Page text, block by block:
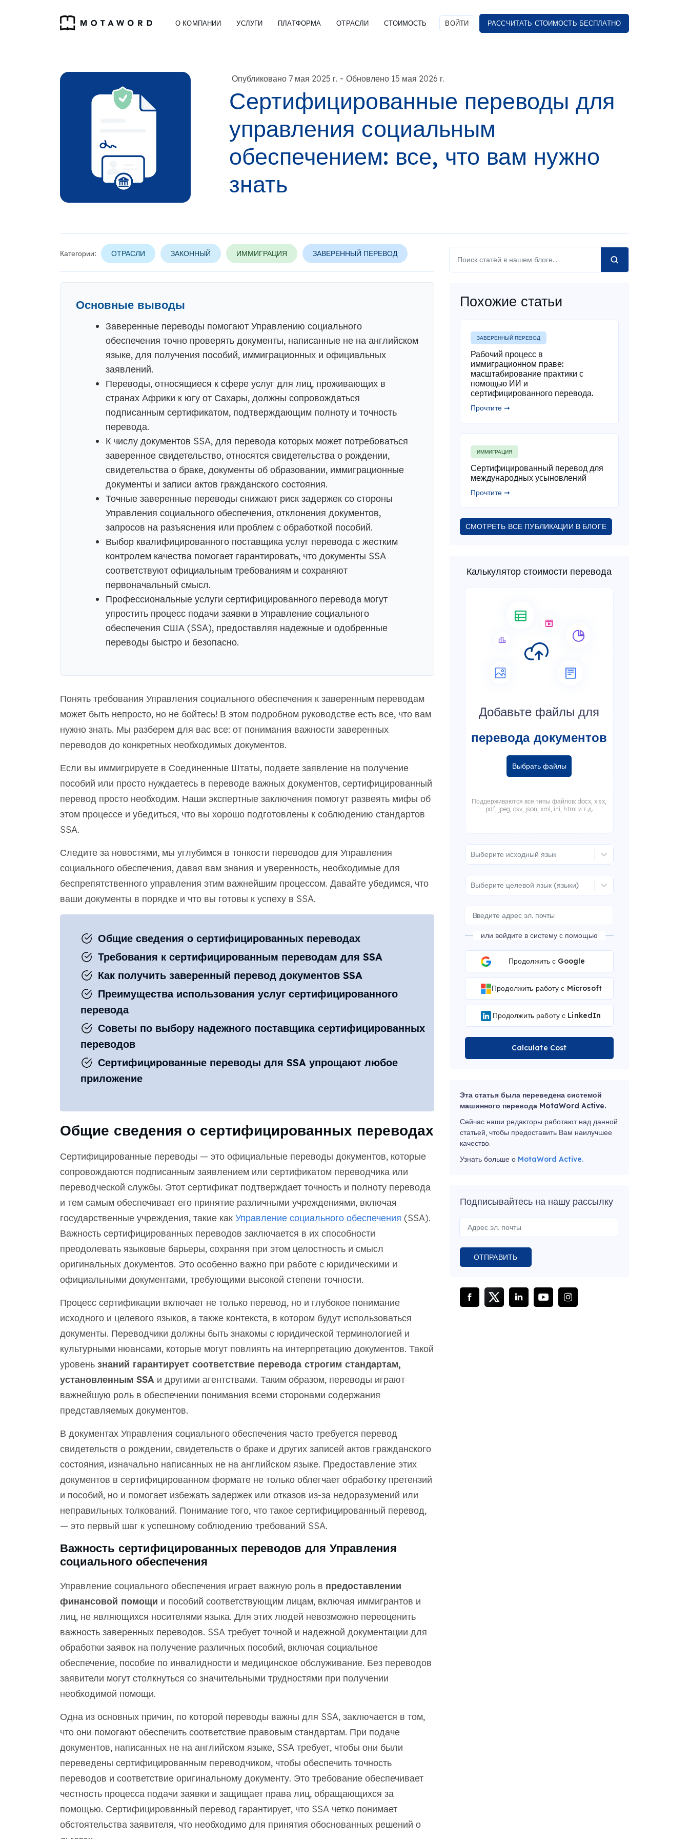
О КОМПАНИИ УСЛУГИ ПЛАТФОРМА ОТРАСЛИ СТОИМОСТЬ ВОЙТИ РАССЧИТАТЬ СТОИМОСТЬ БЕСПЛАТНО
Опубликовано 7 мая 2025 г. - Обновлено 15 мая 2026 г.
Сертифицированные переводы для
управления социальным
обеспечением: все, что вам нужно
знать
Категории: ОТРАСЛИ ЗАКОННЫЙ ИММИГРАЦИЯ ЗАВЕРЕННЫЙ ПЕРЕВОД
Основные выводы
Заверенные переводы помогают Управлению социального
обеспечения точно проверять документы, написанные не на английском
языке, для получения пособий, иммиграционных и официальных
заявлений.
Переводы, относящиеся к сфере услуг для лиц, проживающих в
странах Африки к югу от Сахары, должны сопровождаться
подписанным сертификатом, подтверждающим полноту и точность
перевода.
К числу документов SSA, для перевода которых может потребоваться
заверенное свидетельство, относятся свидетельства о рождении,
свидетельства о браке, документы об образовании, иммиграционные
документы и записи актов гражданского состояния.
Точные заверенные переводы снижают риск задержек со стороны
Управления социального обеспечения, отклонения документов,
запросов на разъяснения или проблем с обработкой пособий.
Выбор квалифицированного поставщика услуг перевода с жестким
контролем качества помогает гарантировать, что документы SSA
соответствуют официальным требованиям и сохраняют
первоначальный смысл.
Профессиональные услуги сертифицированного перевода могут
упростить процесс подачи заявки в Управление социального
обеспечения США (SSA), предоставляя надежные и одобренные
переводы быстро и безопасно.
Понять требования Управления социального обеспечения к заверенным переводам
может быть непросто, но не бойтесь! В этом подробном руководстве есть все, что вам
нужно знать. Мы разберем для вас все: от понимания важности заверенных
переводов до конкретных необходимых документов.
Если вы иммигрируете в Соединенные Штаты, подаете заявление на получение
пособий или просто нуждаетесь в переводе важных документов, сертифицированный
перевод просто необходим. Наши экспертные заключения помогут развеять мифы об
этом процессе и убедиться, что вы хорошо подготовлены к соблюдению стандартов
SSA.
Следите за новостями, мы углубимся в тонкости переводов для Управления
социального обеспечения, давая вам знания и уверенность, необходимые для
беспрепятственного управления этим важнейшим процессом. Давайте убедимся, что
ваши документы в порядке и что вы готовы к успеху в SSA.
Общие сведения о сертифицированных переводах
Требования к сертифицированным переводам для SSA
Как получить заверенный перевод документов SSA
Преимущества использования услуг сертифицированного
перевода
Советы по выбору надежного поставщика сертифицированных
переводов
Сертифицированные переводы для SSA упрощают любое
приложение
Общие сведения о сертифицированных переводах
Сертифицированные переводы — это официальные переводы документов, которые
сопровождаются подписанным заявлением или сертификатом переводчика или
переводческой службы. Этот сертификат подтверждает точность и полноту перевода
и тем самым обеспечивает его принятие различными учреждениями, включая
государственные учреждения, такие как Управление социального обеспечения (SSA).
Важность сертифицированных переводов заключается в их способности
преодолевать языковые барьеры, сохраняя при этом целостность и смысл
оригинальных документов. Это особенно важно при работе с юридическими и
официальными документами, требующими высокой степени точности.
Процесс сертификации включает не только перевод, но и глубокое понимание
исходного и целевого языков, а также контекста, в котором будут использоваться
документы. Переводчики должны быть знакомы с юридической терминологией и
культурными нюансами, которые могут повлиять на интерпретацию документов. Такой
уровень знаний гарантирует соответствие перевода строгим стандартам,
установленным SSAи другими агентствами. Таким образом, переводы играют
важнейшую роль в обеспечении понимания всеми сторонами содержания
представляемых документов.
В документах Управления социального обеспечения часто требуется перевод
свидетельств о рождении, свидетельств о браке и других записей актов гражданского
состояния, изначально написанных не на английском языке. Предоставление этих
документов в сертифицированном формате не только облегчает обработку претензий
и пособий, но и помогает избежать задержек или отказов из-за недоразумений или
неправильных толкований. Понимание того, что такое сертифицированный перевод,
— это первый шаг к успешному соблюдению требований SSA.
Важность сертифицированных переводов для Управления
социального обеспечения
Управление социального обеспечения играет важную роль в предоставлении
финансовой помощи и пособий соответствующим лицам, включая иммигрантов и
лиц, не являющихся носителями языка. Для этих людей невозможно переоценить
важность заверенных переводов. SSA требует точной и надежной документации для
обработки заявок на получение различных пособий, включая социальное
обеспечение, пособие по инвалидности и медицинское обслуживание. Без переводов
заявители могут столкнуться со значительными трудностями при получении
необходимой помощи.
Одна из основных причин, по которой переводы важны для SSA, заключается в том,
что они помогают обеспечить соответствие правовым стандартам. При подаче
документов, написанных не на английском языке, SSA требует, чтобы они были
переведены сертифицированным переводчиком, чтобы обеспечить точность
переводов и соответствие оригинальному документу. Это требование обеспечивает
честность процесса подачи заявки и защищает права лиц, обращающихся за
помощью. Сертифицированный перевод гарантирует, что SSA четко понимает
обстоятельства заявителя, что необходимо для принятия обоснованных решений о
Похожие статьи
ЗАВЕРЕННЫЙ ПЕРЕВОД
Рабочий процесс в
иммиграционном праве:
масштабирование практики с
помощью ИИ и
сертифицированного перевода.
Прочтите ➞
ИММИГРАЦИЯ
Сертифицированный перевод для
международных усыновлений
Прочтите ➞
СМОТРЕТЬ ВСЕ ПУБЛИКАЦИИ В БЛОГЕ
Калькулятор стоимости перевода
Добавьте файлы для
перевода документов
Выбрать файлы
Поддерживаются все типы файлов: docx, xlsx,
pdf, jpeg, csv, json, xml, ini, html и т.д.
Выберите исходный язык
Выберите целевой язык (языки)
или войдите в систему с помощью
Продолжить с Google
Продолжить работу с Microsoft
Продолжить работу с LinkedIn
Calculate Cost
Эта статья была переведена системой
машинного перевода MotaWord Active.
Сейчас наши редакторы работают над данной
статьей, чтобы предоставить Вам наилучшее
качество.
Узнать больше о MotaWord Active.
Подписывайтесь на нашу рассылку
ОТПРАВИТЬ